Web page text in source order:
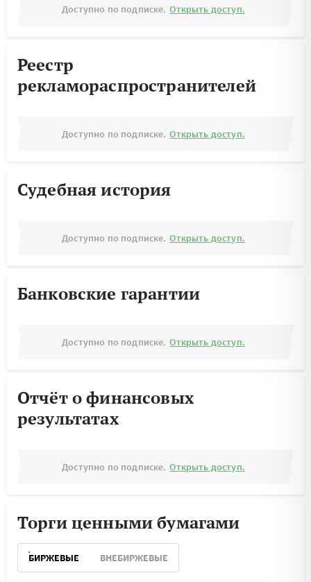
Доступно по подписке. Открыть доступ.
Реестр
рекламораспространителей
Доступно по подписке. Открыть доступ.
Судебная история
Доступно по подписке. Открыть доступ.
Банковские гарантии
Доступно по подписке. Открыть доступ.
Отчёт о финансовых
результатах
Доступно по подписке. Открыть доступ.
Торги ценными бумагами
БИРЖЕВЫЕ ВНЕБИРЖЕВЫЕ